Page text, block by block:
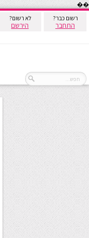
��
רשום כבר?
התחבר
לא רשום?
הירשם